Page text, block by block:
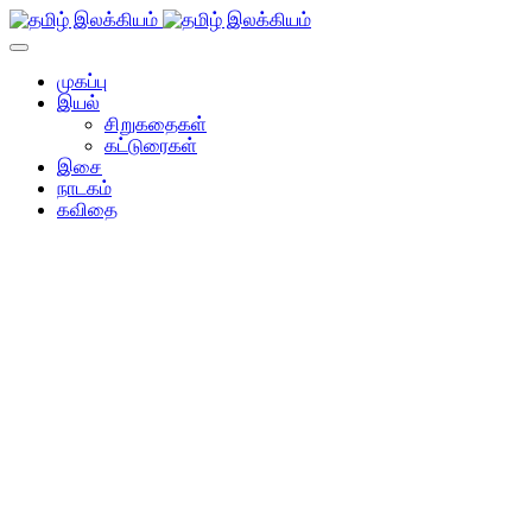
முகப்பு
இயல்
சிறுகதைகள்
கட்டுரைகள்
இசை
நாடகம்
கவிதை